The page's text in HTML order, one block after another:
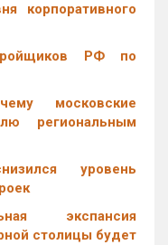
корпоративного
РФ по
московские
региональным
уровень
экспансия
столицы будет